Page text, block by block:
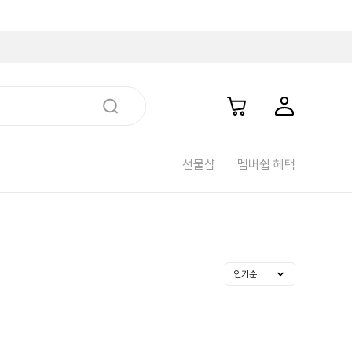
선물샵 멤버쉽 헤택